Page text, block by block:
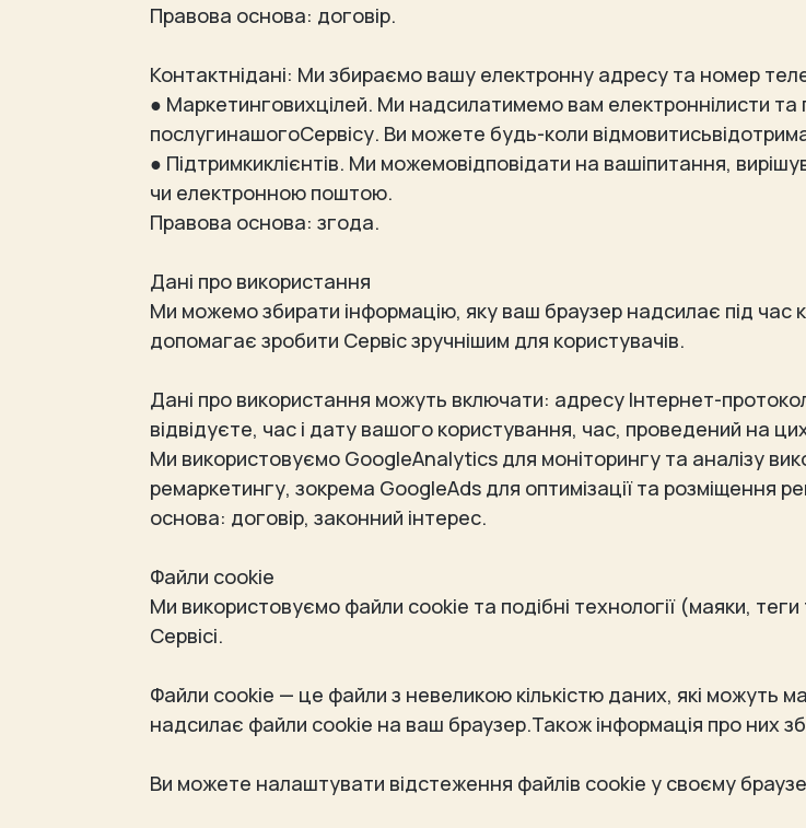
Правова основа: договір.
Контактнідані: Ми збираємо вашу електронну адресу та номер
● Маркетинговихцілей. Ми надсилатимемо вам електроннілисти та
послугинашогоСервісу. Ви можете будь-коли
● Підтримкиклієнтів. Ми можемовідповідати на вашіпитання,
чи електронною поштою.
Правова основа: згода.
Дані про використання
Ми можемо збирати інформацію, яку ваш браузер надсилає під час
допомагає зробити Сервіс зручнішим для користувачів.
Дані про використання можуть включати: адресу Інтернет-
відвідуєте, час і дату вашого користування, час, проведений на
Ми використовуємо GoogleAnalytics для моніторингу та аналізу
ремаркетингу, зокрема GoogleAds для оптимізації та розміщення
основа: договір, законний інтерес.
Файли cookie
Ми використовуємо файли cookie та подібні технології (маяки,
Сервісі.
Файли cookie — це файли з невеликою кількістю даних, які можуть
надсилає файли cookie на ваш браузер.Також інформація про них
Ви можете налаштувати відстеження файлів cookie у своєму